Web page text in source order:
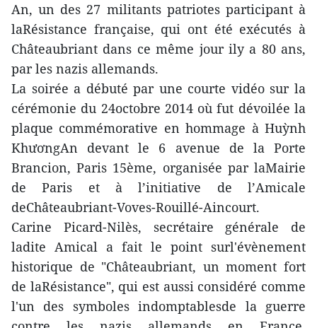
An, un des 27 militants patriotes participant à
laRésistance française, qui ont été exécutés à
Châteaubriant dans ce même jour ily a 80 ans,
par les nazis allemands.
La soirée a débuté par une courte vidéo sur la
cérémonie du 24octobre 2014 où fut dévoilée la
plaque commémorative en hommage à Huỳnh
KhươngAn devant le 6 avenue de la Porte
Brancion, Paris 15ème, organisée par laMairie
de Paris et à l’initiative de l’Amicale
deChâteaubriant-Voves-Rouillé-Aincourt.
Carine Picard-Nilès, secrétaire générale de
ladite Amical a fait le point surl'évènement
historique de "Châteaubriant, un moment fort
de laRésistance", qui est aussi considéré comme
l'un des symboles indomptablesde la guerre